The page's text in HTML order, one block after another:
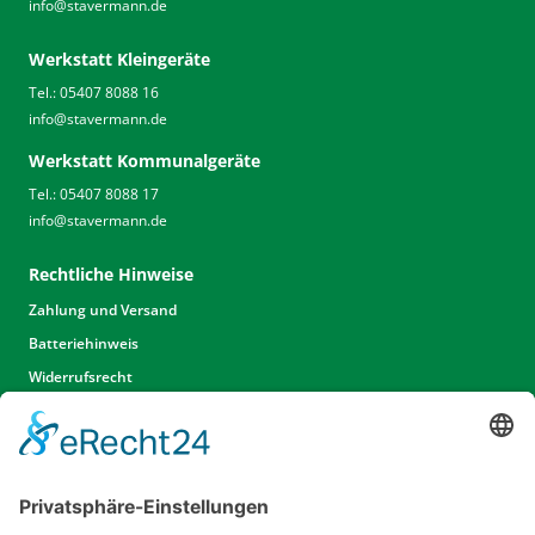
info@stavermann.de
Werkstatt Kleingeräte
Tel.: 05407 8088 16
info@stavermann.de
Werkstatt Kommunalgeräte
Tel.: 05407 8088 17
info@stavermann.de
Rechtliche Hinweise
Zahlung und Versand
Batteriehinweis
Widerrufsrecht
Widerrufsrecht Dienstleistungen
AGB
Unsere Website